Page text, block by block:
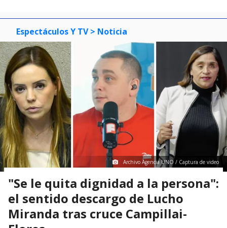
Espectáculos Y TV > Noticia
Archivo Agencia UNO / Captura de video
"Se le quita dignidad a la persona":
el sentido descargo de Lucho
Miranda tras cruce Campillai-